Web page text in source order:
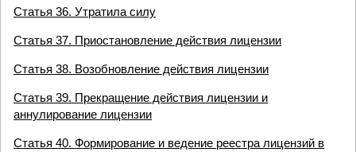
Статья 36. Утратила силу
Статья 37. Приостановление действия лицензии
Статья 38. Возобновление действия лицензии
Статья 39. Прекращение действия лицензии и
аннулирование лицензии
Статья 40. Формирование и ведение реестра лицензий в